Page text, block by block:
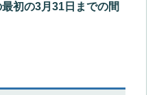
初の3月31日までの間